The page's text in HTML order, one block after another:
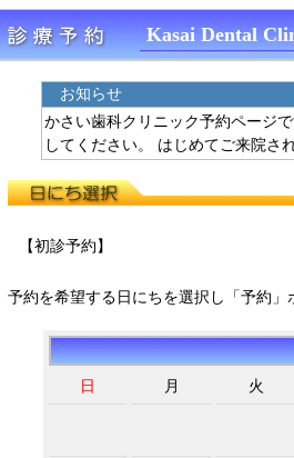
Kasai Dental
お知らせ
かさい歯科クリニック予約ページ
してください。 はじめてご来院さ
【初診予約】
予約を希望する日にちを選択し「予約
日 月 火